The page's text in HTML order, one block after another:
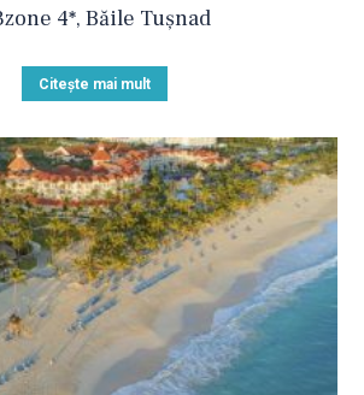
4*, Băile Tuşnad
Citește mai mult